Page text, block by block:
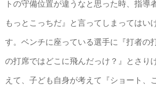
トの守備位置が違うなと思った時、指導
もっとこっちだ』と言ってしまってはい
す。ベンチに座っている選手に『打者の
の打席ではどこに飛んだっけ？』とさり
えて、子ども自身が考えて『ショート、